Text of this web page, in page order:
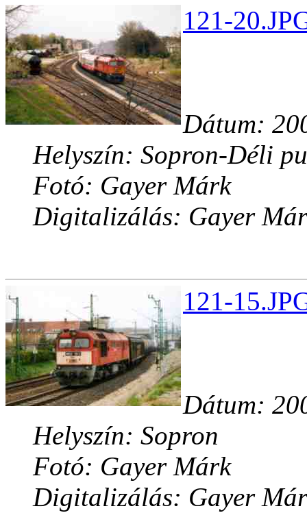
121-
Dátum:
Helyszín: Sopron-Déli
Fotó: Gayer Márk
Digitalizálás: Gayer
121-
Dátum:
Helyszín: Sopron
Fotó: Gayer Márk
Digitalizálás: Gayer